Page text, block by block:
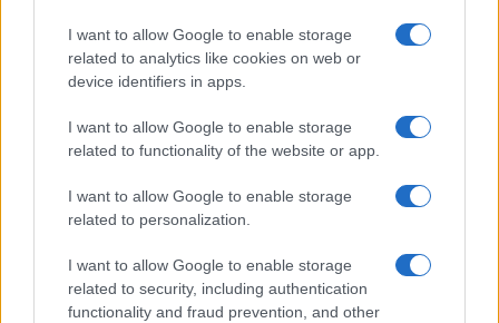
I want to allow Google to enable storage
related to analytics like cookies on web or
device identifiers in apps.
I want to allow Google to enable storage
related to functionality of the website or app.
I want to allow Google to enable storage
related to personalization.
I want to allow Google to enable storage
related to security, including authentication
functionality and fraud prevention, and other
από 18.990 ευρώ
συνεχίζουν μαζί: Ανανέωση
της συνεργασίας τους μέχρι
το 2028
18η συνεχόμενη χρονιά για τον ΟΤΕ στη διεθνή σειρά
δεικτών FTSE4Good